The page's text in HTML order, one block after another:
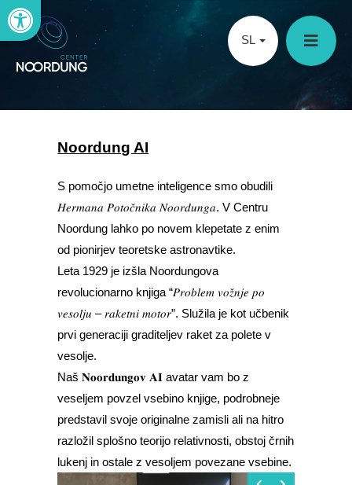
Open toolbar
SL
Noordung AI
S pomočjo umetne inteligence smo obudili
𝐻𝑒𝑟𝑚𝑎𝑛𝑎 𝑃𝑜𝑡𝑜𝑐̌𝑛𝑖𝑘𝑎 𝑁𝑜𝑜𝑟𝑑𝑢𝑛𝑔𝑎. V Centru
Noordung lahko po novem klepetate z enim
od pionirjev teoretske astronavtike.
Leta 1929 je izšla Noordungova
revolucionarno knjiga “𝑃𝑟𝑜𝑏𝑙𝑒𝑚 𝑣𝑜𝑧̌𝑛𝑗𝑒 𝑝𝑜
𝑣𝑒𝑠𝑜𝑙𝑗𝑢 – 𝑟𝑎𝑘𝑒𝑡𝑛𝑖 𝑚𝑜𝑡𝑜𝑟”. Služila je kot učbenik
prvi generaciji graditeljev raket za polete v
vesolje.
Naš 𝐍𝐨𝐨𝐫𝐝𝐮𝐧𝐠𝐨𝐯 𝐀𝐈 avatar vam bo z
veseljem povzel vsebino knjige, podrobneje
predstavil svoje originalne zamisli ali na hitro
razložil splošno teorijo relativnosti, obstoj črnih
lukenj in ostale z vesoljem povezane vsebine.